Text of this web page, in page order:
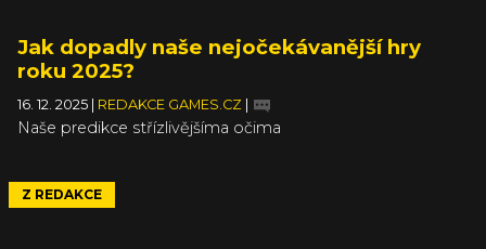
Jak dopadly naše nejočekávanější hry
roku 2025?
16. 12. 2025 REDAKCE GAMES.CZ
Naše predikce střízlivějšíma očima
Z REDAKCE